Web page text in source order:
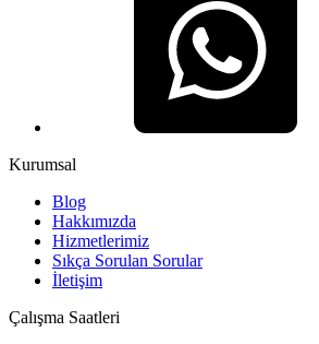
Kurumsal
Blog
Hakkımızda
Hizmetlerimiz
Sıkça Sorulan Sorular
İletişim
Çalışma Saatleri